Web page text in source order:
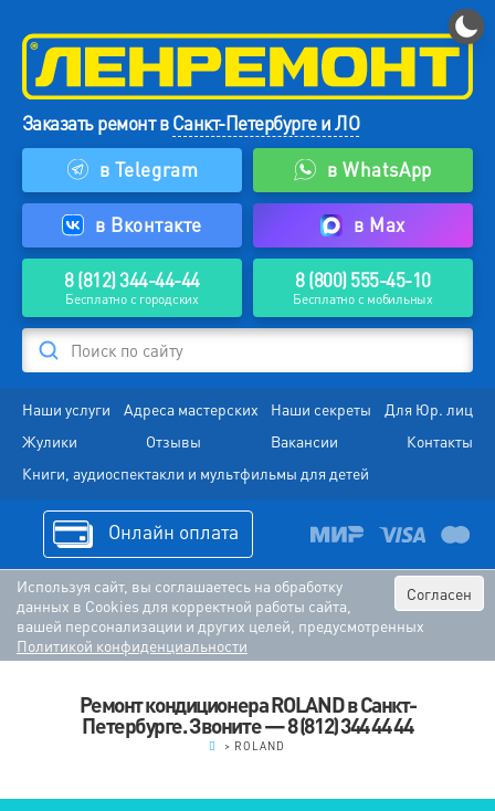
Заказать ремонт вСанкт-Петербурге и ЛО
в Telegram
в WhatsApp
в Вконтакте в Max
8 (812) 344-44-44
Бесплатно с городских
8 (800) 555-45-10
Бесплатно с мобильных
Поиск по сайту
Наши услуги Адреса мастерских Наши секреты
Для Юр. лиц
Жулики
Отзывы Вакансии
Контакты
Книги, аудиоспектакли и мультфильмы для детей
Онлайн оплата
Согласен
Используя сайт, вы соглашаетесь на обработку
данных в Cookies для корректной работы сайта,
вашей персонализации и других целей, предусмотренных
Политикой конфиденциальности
Ремонт кондиционера ROLAND в Санкт-
Петербурге. Звоните — 8 (812) 344 44 44
> ROLAND